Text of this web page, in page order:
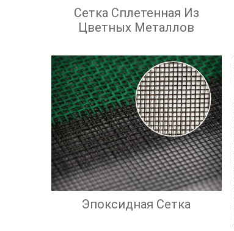
Сетка Сплетенная Из
Цветных Металлов
Эпоксидная Сетка